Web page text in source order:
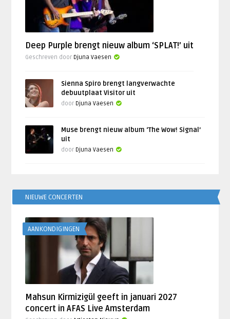
Deep Purple brengt nieuw album ‘SPLAT!’ uit
Geschreven door Djuna Vaesen
Sienna Spiro brengt langverwachte
debuutplaat Visitor uit
door Djuna Vaesen
Muse brengt nieuw album ‘The Wow! Signal’
uit
door Djuna Vaesen
NIEUWE CONCERTEN
AANKONDIGINGEN
Mahsun Kirmizigül geeft in januari 2027
concert in AFAS Live Amsterdam